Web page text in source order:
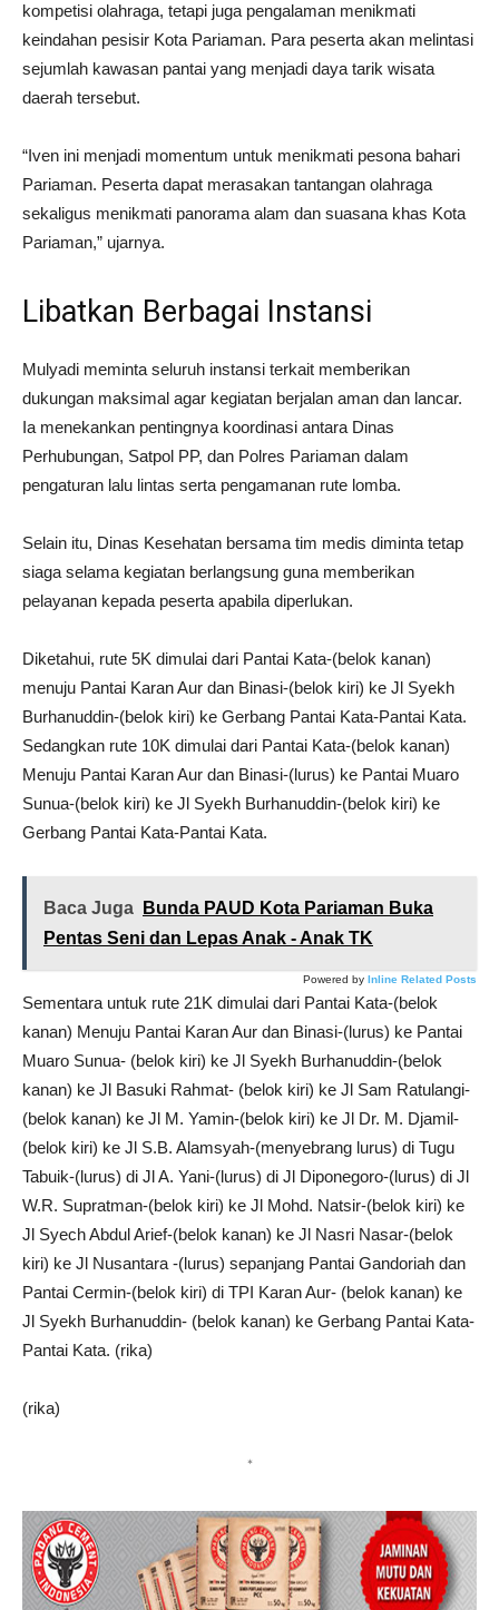
kompetisi olahraga, tetapi juga pengalaman menikmati
keindahan pesisir Kota Pariaman. Para peserta akan melintasi
sejumlah kawasan pantai yang menjadi daya tarik wisata
daerah tersebut.
“Iven ini menjadi momentum untuk menikmati pesona bahari
Pariaman. Peserta dapat merasakan tantangan olahraga
sekaligus menikmati panorama alam dan suasana khas Kota
Pariaman,” ujarnya.
Libatkan Berbagai Instansi
Mulyadi meminta seluruh instansi terkait memberikan
dukungan maksimal agar kegiatan berjalan aman dan lancar.
Ia menekankan pentingnya koordinasi antara Dinas
Perhubungan, Satpol PP, dan Polres Pariaman dalam
pengaturan lalu lintas serta pengamanan rute lomba.
Selain itu, Dinas Kesehatan bersama tim medis diminta tetap
siaga selama kegiatan berlangsung guna memberikan
pelayanan kepada peserta apabila diperlukan.
Diketahui, rute 5K dimulai dari Pantai Kata-(belok kanan)
menuju Pantai Karan Aur dan Binasi-(belok kiri) ke Jl Syekh
Burhanuddin-(belok kiri) ke Gerbang Pantai Kata-Pantai Kata.
Sedangkan rute 10K dimulai dari Pantai Kata-(belok kanan)
Menuju Pantai Karan Aur dan Binasi-(lurus) ke Pantai Muaro
Sunua-(belok kiri) ke Jl Syekh Burhanuddin-(belok kiri) ke
Gerbang Pantai Kata-Pantai Kata.
Baca Juga
Bunda PAUD Kota Pariaman Buka
Pentas Seni dan Lepas Anak - Anak TK
Powered by Inline Related Posts
Sementara untuk rute 21K dimulai dari Pantai Kata-(belok
kanan) Menuju Pantai Karan Aur dan Binasi-(lurus) ke Pantai
Muaro Sunua- (belok kiri) ke Jl Syekh Burhanuddin-(belok
kanan) ke Jl Basuki Rahmat- (belok kiri) ke Jl Sam Ratulangi-
(belok kanan) ke Jl M. Yamin-(belok kiri) ke Jl Dr. M. Djamil-
(belok kiri) ke Jl S.B. Alamsyah-(menyebrang lurus) di Tugu
Tabuik-(lurus) di Jl A. Yani-(lurus) di Jl Diponegoro-(lurus) di Jl
W.R. Supratman-(belok kiri) ke Jl Mohd. Natsir-(belok kiri) ke
Jl Syech Abdul Arief-(belok kanan) ke Jl Nasri Nasar-(belok
kiri) ke Jl Nusantara -(lurus) sepanjang Pantai Gandoriah dan
Pantai Cermin-(belok kiri) di TPI Karan Aur- (belok kanan) ke
Jl Syekh Burhanuddin- (belok kanan) ke Gerbang Pantai Kata-
Pantai Kata. (rika)
(rika)
*